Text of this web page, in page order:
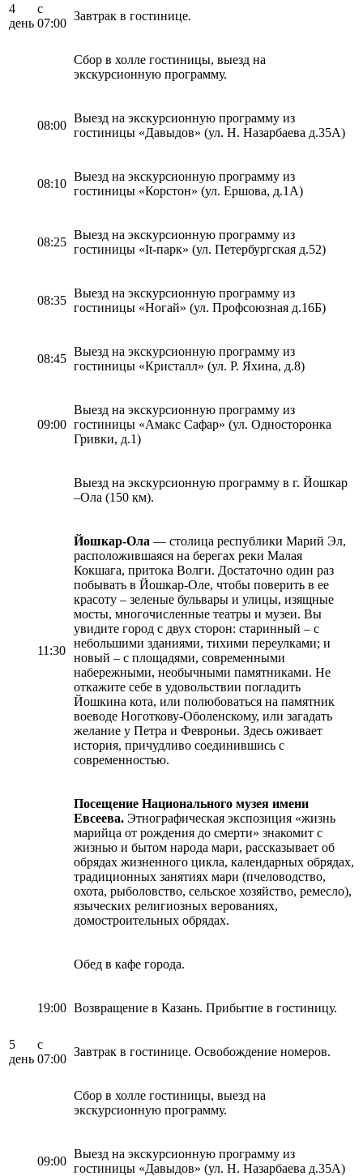
4
день
с
07:00
Завтрак в гостинице.
Сбор в холле гостиницы, выезд на
экскурсионную программу.
08:00
Выезд на экскурсионную программу из
гостиницы «Давыдов» (ул. Н. Назарбаева д.35А)
08:10
Выезд на экскурсионную программу из
гостиницы «Корстон» (ул. Ершова, д.1А)
08:25
Выезд на экскурсионную программу из
гостиницы «It-парк» (ул. Петербургская д.52)
08:35
Выезд на экскурсионную программу из
гостиницы «Ногай» (ул. Профсоюзная д.16Б)
08:45
Выезд на экскурсионную программу из
гостиницы «Кристалл» (ул. Р. Яхина, д.8)
09:00
Выезд на экскурсионную программу из
гостиницы «Амакс Сафар» (ул. Односторонка
Гривки, д.1)
Выезд на экскурсионную программу в г. Йошкар
–Ола (150 км).
11:30
Йошкар-Ола — столица республики Марий Эл,
расположившаяся на берегах реки Малая
Кокшага, притока Волги. Достаточно один раз
побывать в Йошкар-Оле, чтобы поверить в ее
красоту – зеленые бульвары и улицы, изящные
мосты, многочисленные театры и музеи. Вы
увидите город с двух сторон: старинный – с
небольшими зданиями, тихими переулками; и
новый – с площадями, современными
набережными, необычными памятниками. Не
откажите себе в удовольствии погладить
Йошкина кота, или полюбоваться на памятник
воеводе Ноготкову-Оболенскому, или загадать
желание у Петра и Февроньи. Здесь оживает
история, причудливо соединившись с
современностью.
Посещение Национального музея имени
Евсеева. Этнографическая экспозиция «жизнь
марийца от рождения до смерти» знакомит с
жизнью и бытом народа мари, рассказывает об
обрядах жизненного цикла, календарных обрядах,
традиционных занятиях мари (пчеловодство,
охота, рыболовство, сельское хозяйство, ремесло),
языческих религиозных верованиях,
домостроительных обрядах.
Обед в кафе города.
19:00 Возвращение в Казань. Прибытие в гостиницу.
5
день
с
07:00
Завтрак в гостинице. Освобождение номеров.
Сбор в холле гостиницы, выезд на
экскурсионную программу.
09:00
Выезд на экскурсионную программу из
гостиницы «Давыдов» (ул. Н. Назарбаева д.35А)